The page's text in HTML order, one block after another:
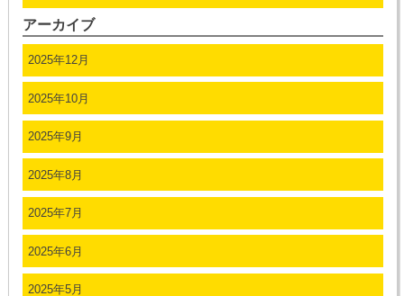
アーカイブ
2025年12月
2025年10月
2025年9月
2025年8月
2025年7月
2025年6月
2025年5月